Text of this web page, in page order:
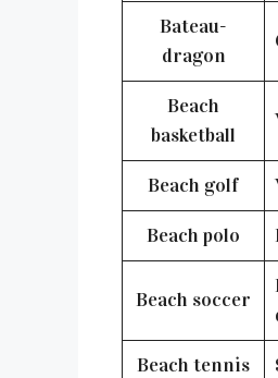
Bateau-
dragon
Beach
basketball
Beach golf
Beach polo
Beach soccer
Beach tennis